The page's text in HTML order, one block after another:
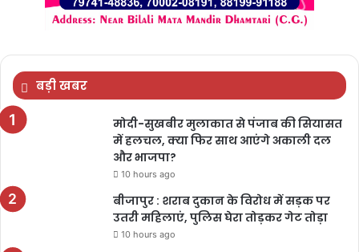
बड़ी खबर
मोदी-सुखबीर मुलाकात से पंजाब की सियासत
में हलचल, क्या फिर साथ आएंगे अकाली दल
और भाजपा?
10 hours ago
बीजापुर : शराब दुकान के विरोध में सड़क पर
उतरी महिलाएं, पुलिस घेरा तोड़कर गेट तोड़ा
10 hours ago